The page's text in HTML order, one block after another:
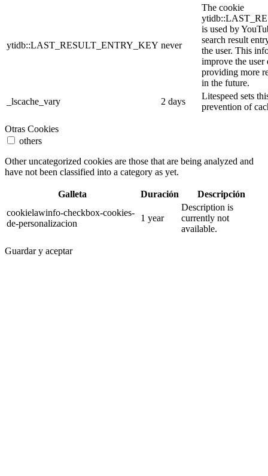
ytidb::LAST_RESULT_ENTRY_KEY never
The cookie
is used by
search result
the user. This
improve the user
providing more
in the future.
_lscache_vary
2 days
Litespeed sets
prevention of
Otras Cookies
others
Other uncategorized cookies are those that are being analyzed and
have not been classified into a category as yet.
Galleta Duración
Descripción
cookielawinfo-checkbox-cookies-
de-personalizacion
1 year
Description is
currently not
available.
Guardar y aceptar